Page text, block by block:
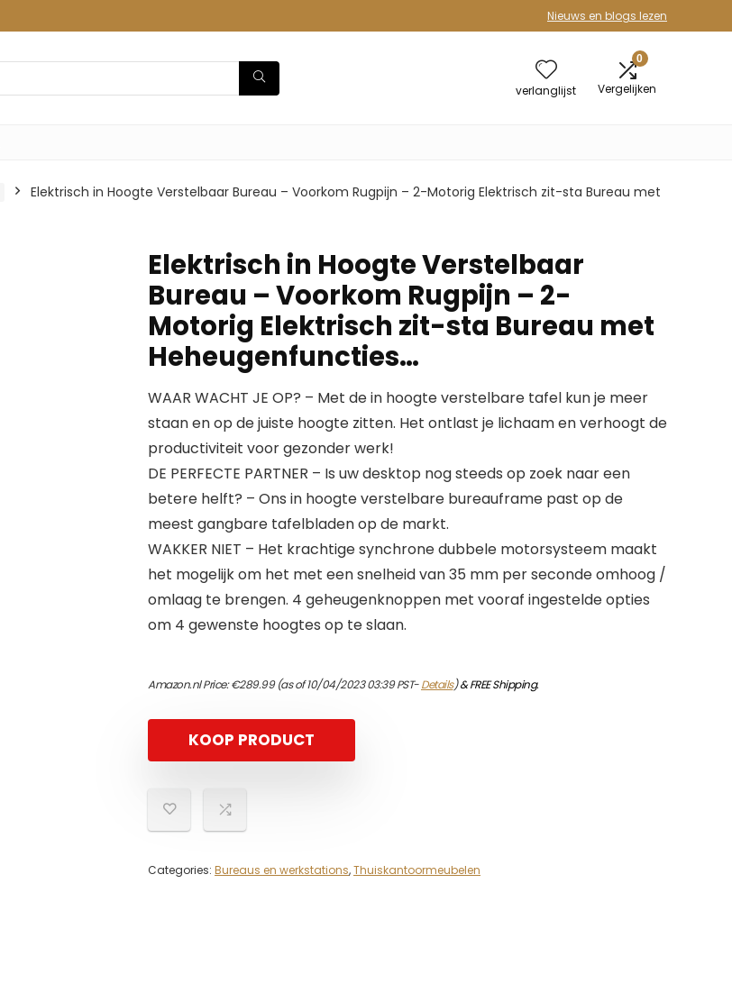
Nieuws en blogs lezen
verlanglijst
0
Vergelijken
Elektrisch in Hoogte Verstelbaar Bureau – Voorkom Rugpijn – 2-Motorig Elektrisch zit-sta Bureau met
Elektrisch in Hoogte Verstelbaar
Bureau – Voorkom Rugpijn – 2-
Motorig Elektrisch zit-sta Bureau met
Heheugenfuncties…
WAAR WACHT JE OP? – Met de in hoogte verstelbare tafel kun je meer
staan ​​en op de juiste hoogte zitten. Het ontlast je lichaam en verhoogt de
productiviteit voor gezonder werk!
DE PERFECTE PARTNER – Is uw desktop nog steeds op zoek naar een
betere helft? – Ons in hoogte verstelbare bureauframe past op de
meest gangbare tafelbladen op de markt.
WAKKER NIET – Het krachtige synchrone dubbele motorsysteem maakt
het mogelijk om het met een snelheid van 35 mm per seconde omhoog /
omlaag te brengen. 4 geheugenknoppen met vooraf ingestelde opties
om 4 gewenste hoogtes op te slaan.
Amazon.nl Price:€289.99(as of 10/04/2023 03:39 PST-Details)&FREE Shipping.
KOOP PRODUCT
Categories: Bureaus en werkstations,Thuiskantoormeubelen